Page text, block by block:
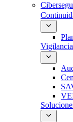
Vigilancia